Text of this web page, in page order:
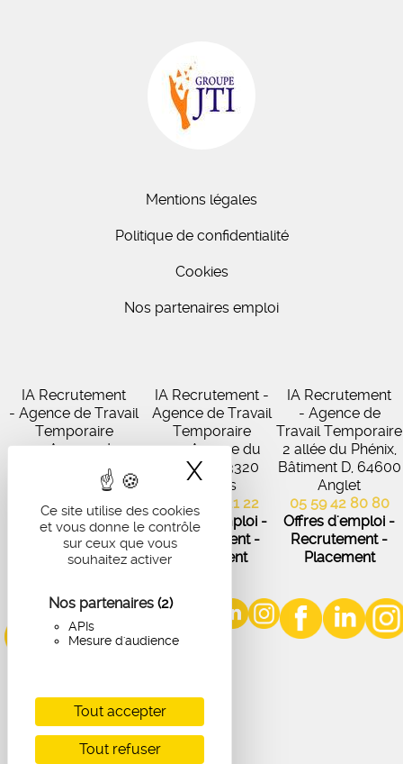
Ce site utilise des cookies
et vous donne le contrôle
sur ceux que vous
souhaitez activer
Nos partenaires (2)
APIs
Mesure d'audience
Tout accepter
Tout refuser
X Masquer le
Mentions légales
Politique de confidentialité
Cookies
Nos partenaires emploi
IA Recrutement
- Agence de Travail
Temporaire
27 Avenue de
Virecourt, 33370
Artigues-près-
Bordeaux
05 56 67 48 57
Offres d'emploi -
Recrutement -
IA Recrutement -
Agence de Travail
Temporaire
102 Avenue du
Médoc, 33320
Eysines
05 56 45 21 22
Offres d'emploi -
Recrutement -
Placement
IA Recrutement
- Agence de
Travail Temporaire
2 allée du Phénix,
Bâtiment D, 64600
Anglet
05 59 42 80 80
Offres d'emploi -
Recrutement -
Placement